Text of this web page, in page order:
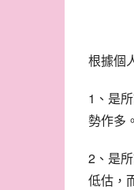
根據個
1、是
勢作多。
2、是
低估，